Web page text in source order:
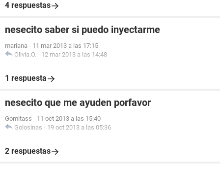
4 respuestas
nesecito saber si puedo inyectarme
mariana - 11 mar 2013 a las 17:15
Olivia.O. - 12 mar 2013 a las 14:48
1 respuesta
nesecito que me ayuden porfavor
Gomitass - 11 oct 2013 a las 15:40
Golosinas - 19 oct 2013 a las 05:36
2 respuestas